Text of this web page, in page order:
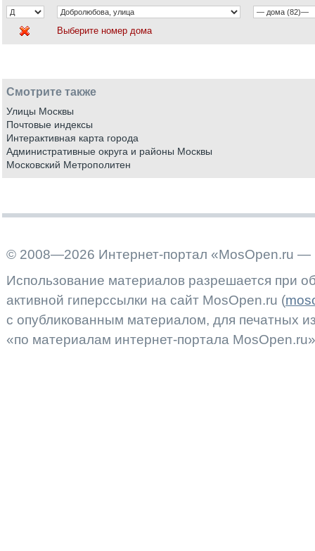
Выберите номер дома
Смотрите также
Улицы Москвы
Почтовые индексы
Интерактивная карта города
Административные округа и районы Москвы
Московский Метрополитен
© 2008—2026 Интернет-портал «MosOpen.ru —
Использование материалов разрешается при
активной гиперссылки на сайт MosOpen.ru (
с опубликованным материалом, для печатных
«по материалам интернет-портала